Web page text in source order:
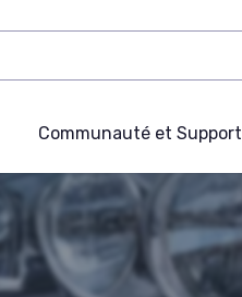
Communauté et Support